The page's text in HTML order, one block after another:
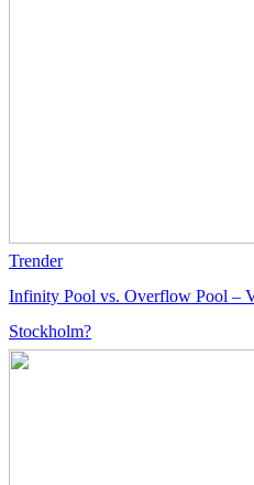
Trender
Infinity Pool vs. Overflow Pool –
Stockholm?